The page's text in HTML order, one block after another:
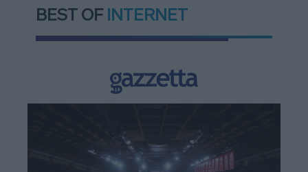
BEST OF INTERNET